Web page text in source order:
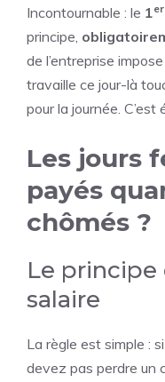
Incontournable : le 1er
principe,
de l’entreprise
travaille ce jour-là
pour la journée. C’est
Les jours
payés
chômés ?
Le
salaire
La règle est simple :
devez pas perdre un